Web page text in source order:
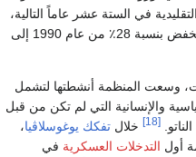
وسمحت بالإنفاق العسكري من قبل الأعضاء الأوروبيين في الناتو بالخفض بنسبة 28٪ من عام 1990 إلى
وسعت المنظمة أنشطتها لتشمل
والإنسانية التي لم تكن من قبل
[18] خلال تفكك يوغوسلاڤيا،
أول التدخلات العسكرية في